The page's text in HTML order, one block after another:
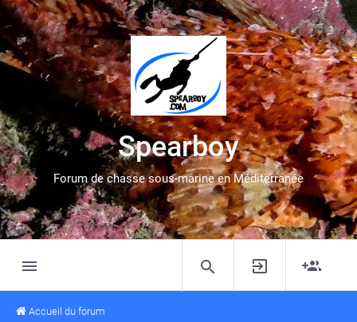
Spearboy
Forum de chasse sous-marine en Méditerranée
Accueil du forum